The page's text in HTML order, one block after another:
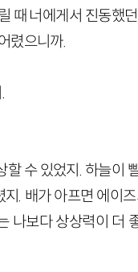
때 너에게서 진동했
렸으니까.
수 있었지. 하늘이
. 배가 아프면 에이
나보다 상상력이 더